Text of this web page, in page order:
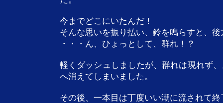
今までどこにいたんだ！
そんな思いを振り払い、鈴を鳴らすと、
・・・ん、ひょっとして、群れ！？
軽くダッシュしましたが、群れは現れず
へ消えてしまいました。
その後、一本目は丁度いい潮に流されて終